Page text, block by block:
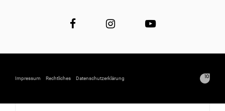
Impressum Rechtliches Datenschutzerklärung